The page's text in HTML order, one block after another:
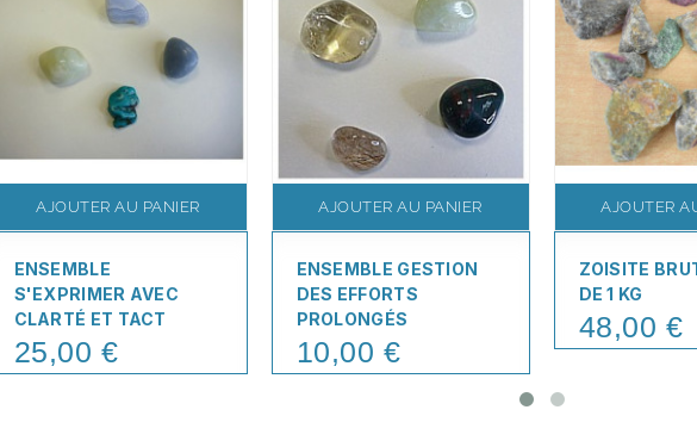
AJOUTER AU PANIER
ENSEMBLE
S'EXPRIMER AVEC
CLARTÉ ET TACT
Price
25,00 €
AJOUTER AU PANIER
ENSEMBLE GESTION
DES EFFORTS
PROLONGÉS
Price
10,00 €
AJOUTER
ZOISITE
DE 1 KG
Price
48,00 €